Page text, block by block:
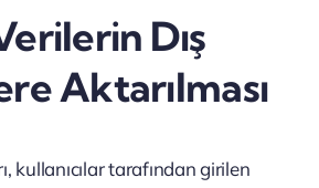
Dış
Aktarılması
kullanıcılar tarafından girilen